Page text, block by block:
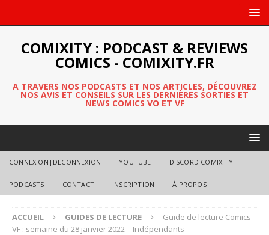
COMIXITY : PODCAST & REVIEWS
COMICS - COMIXITY.FR
A TRAVERS NOS PODCASTS ET NOS ARTICLES, DÉCOUVREZ
NOS AVIS ET CONSEILS SUR LES DERNIÈRES SORTIES ET
NEWS COMICS VO ET VF
CONNEXION|DECONNEXION YOUTUBE DISCORD COMIXITY
PODCASTS CONTACT INSCRIPTION À PROPOS
ACCUEIL GUIDES DE LECTURE
Guide de lecture Comics
VF : semaine du 28 janvier 2022 – Indépendants